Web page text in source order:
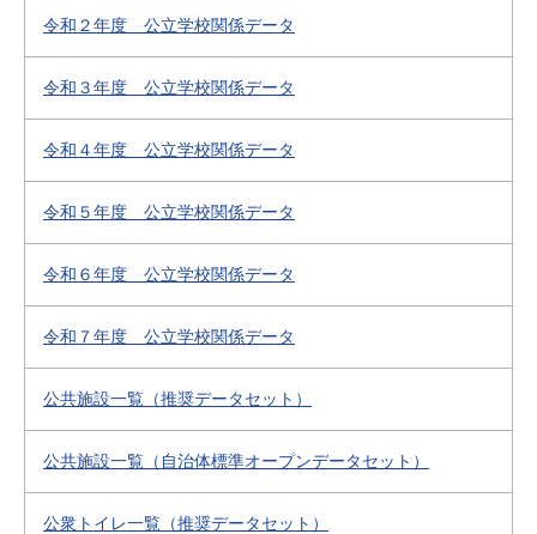
令和２年度 公立学校関係データ
令和３年度 公立学校関係データ
令和４年度 公立学校関係データ
令和５年度 公立学校関係データ
令和６年度 公立学校関係データ
令和７年度 公立学校関係データ
公共施設一覧（推奨データセット）
公共施設一覧（自治体標準オープンデータセット）
公衆トイレ一覧（推奨データセット）